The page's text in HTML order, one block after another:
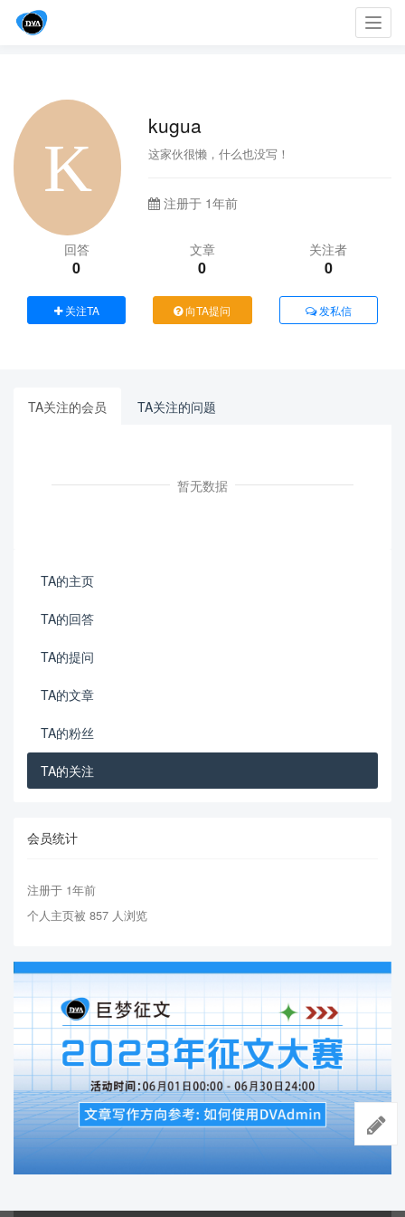
kugua
这家伙很懒，什么也没写！
注册于 1年前
回答
0
文章
0
关注者
0
关注TA 向TA提问 发私信
TA关注的会员 TA关注的问题
暂无数据
TA的主页
TA的回答
TA的提问
TA的文章
TA的粉丝
TA的关注
会员统计
注册于 1年前
个人主页被 857 人浏览